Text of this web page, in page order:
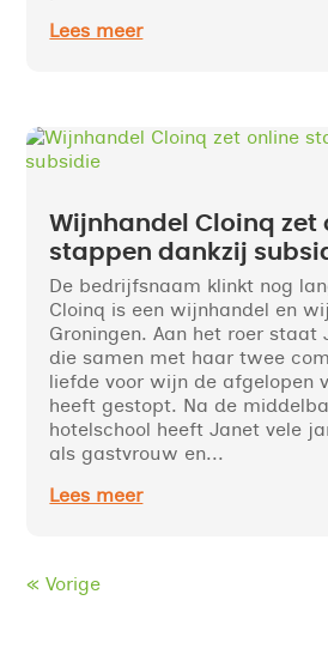
Lees meer
Wijnhandel Cloinq zet
stappen dankzij
De bedrijfsnaam klinkt nog
Cloinq is een wijnhandel en
Groningen. Aan het roer staat
die samen met haar twee
liefde voor wijn de afgelopen
heeft gestopt. Na de
hotelschool heeft Janet vele
als gastvrouw en...
Lees meer
« Vorige